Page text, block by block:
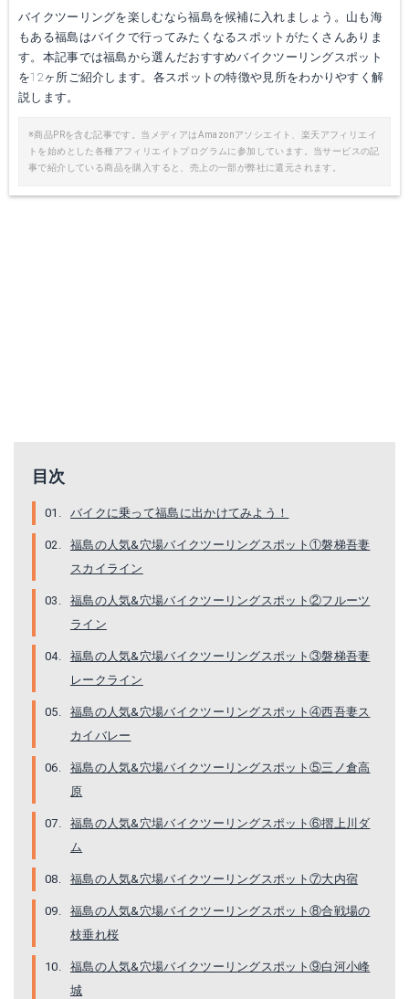
バイクツーリングを楽しむなら福島を候補に入れましょう。山も海
もある福島はバイクで行ってみたくなるスポットがたくさんありま
す。本記事では福島から選んだおすすめバイクツーリングスポット
を12ヶ所ご紹介します。各スポットの特徴や見所をわかりやすく解
説します。
※商品PRを含む記事です。当メディアはAmazonアソシエイト、楽天アフィリエイ
トを始めとした各種アフィリエイトプログラムに参加しています。当サービスの記
事で紹介している商品を購入すると、売上の一部が弊社に還元されます。
目次
バイクに乗って福島に出かけてみよう！
福島の人気&穴場バイクツーリングスポット①磐梯吾妻
スカイライン
福島の人気&穴場バイクツーリングスポット②フルーツ
ライン
福島の人気&穴場バイクツーリングスポット③磐梯吾妻
レークライン
福島の人気&穴場バイクツーリングスポット④西吾妻ス
カイバレー
福島の人気&穴場バイクツーリングスポット⑤三ノ倉高
原
福島の人気&穴場バイクツーリングスポット⑥摺上川ダ
ム
福島の人気&穴場バイクツーリングスポット⑦大内宿
福島の人気&穴場バイクツーリングスポット⑧合戦場の
枝垂れ桜
福島の人気&穴場バイクツーリングスポット⑨白河小峰
城